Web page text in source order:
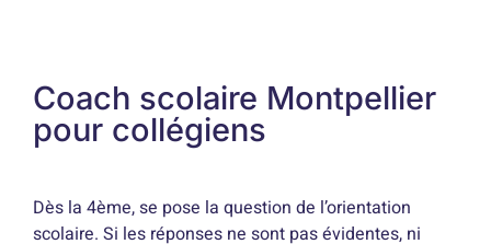
Coach scolaire Montpellier
pour collégiens
Dès la 4ème, se pose la question de l’orientation
scolaire. Si les réponses ne sont pas évidentes, ni